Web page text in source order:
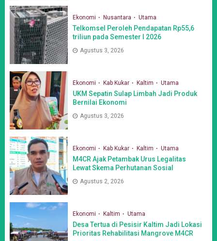
Ekonomi Nusantara Utama
Telkomsel Peroleh Pendapatan Rp55,6
triliun pada Semester I 2026
Agustus 3, 2026
Ekonomi Kab Kukar Kaltim Utama
UKM Sepatin Sulap Limbah Jadi Produk
Bernilai Ekonomi
Agustus 3, 2026
Ekonomi Kab Kukar Kaltim Utama
M4CR Ajak Petambak Urus Legalitas
Lewat Skema Perhutanan Sosial
Agustus 2, 2026
Ekonomi Kaltim Utama
Desa Tertua di Pesisir Kaltim Jadi Lokasi
Prioritas Rehabilitasi Mangrove M4CR